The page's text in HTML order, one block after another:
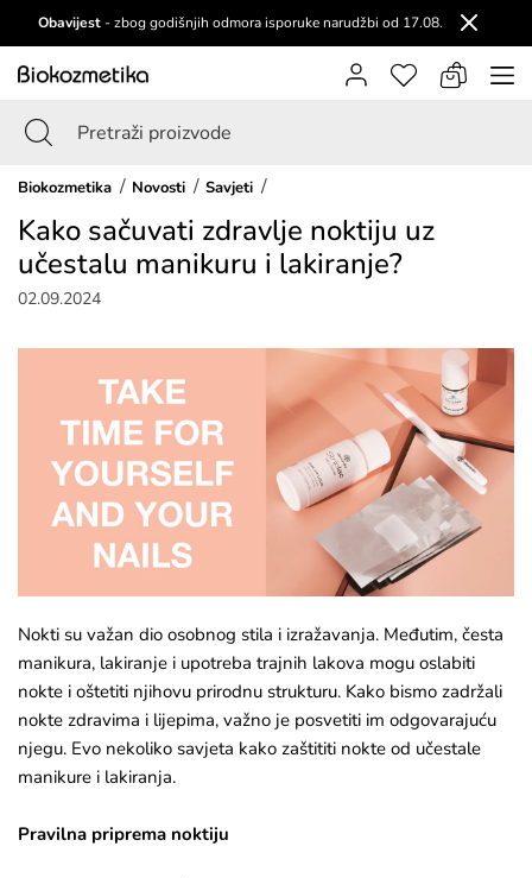
Obavijest - zbog godišnjih odmora isporuke narudžbi od 17.08.
Biokozmetika Novosti Savjeti
Kako sačuvati zdravlje noktiju uz
učestalu manikuru i lakiranje?
02.09.2024
Nokti su važan dio osobnog stila i izražavanja. Međutim, česta
manikura, lakiranje i upotreba trajnih lakova mogu oslabiti
nokte i oštetiti njihovu prirodnu strukturu. Kako bismo zadržali
nokte zdravima i lijepima, važno je posvetiti im odgovarajuću
njegu. Evo nekoliko savjeta kako zaštititi nokte od učestale
manikure i lakiranja.
Pravilna priprema noktiju